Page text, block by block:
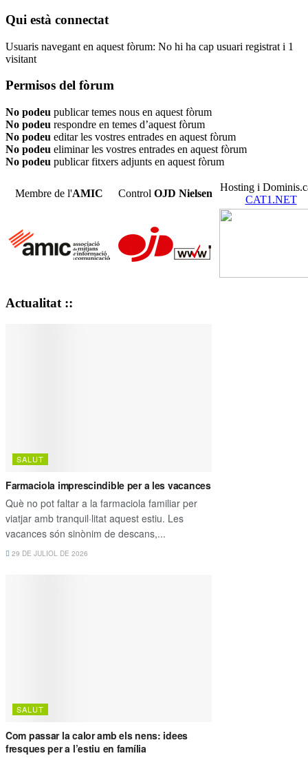
Qui està connectat
Usuaris navegant en aquest fòrum: No hi ha cap usuari registrat i 1
visitant
Permisos del fòrum
No podeu publicar temes nous en aquest fòrum
No podeu respondre en temes d’aquest fòrum
No podeu editar les vostres entrades en aquest fòrum
No podeu eliminar les vostres entrades en aquest fòrum
No podeu publicar fitxers adjunts en aquest fòrum
Membre de l'AMIC Control OJD Nielsen
Hosting i
CAT1.NET
Actualitat ::